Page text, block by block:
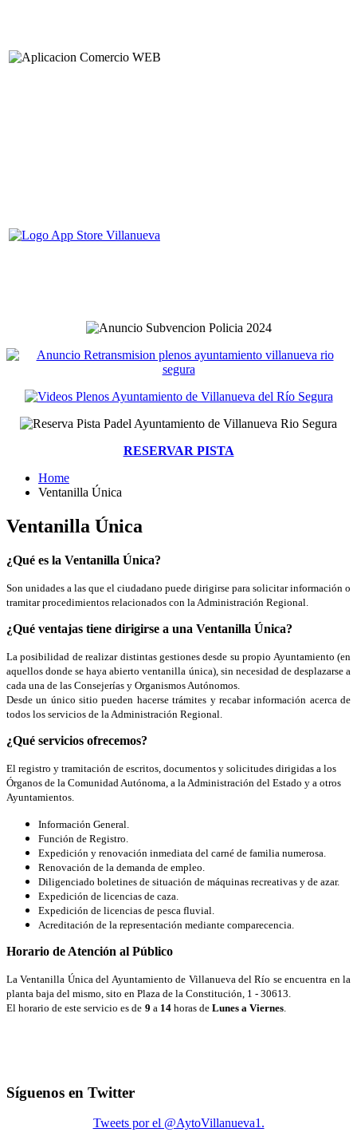
RESERVAR PISTA
Home
Ventanilla Única
Ventanilla Única
¿Qué es la Ventanilla Única?
Son unidades a las que el ciudadano puede dirigirse para solicitar información o
tramitar procedimientos relacionados con la Administración Regional.
¿Qué ventajas tiene dirigirse a una Ventanilla Única?
La posibilidad de realizar distintas gestiones desde su propio Ayuntamiento (en
aquellos donde se haya abierto ventanilla única), sin necesidad de desplazarse a
cada una de las Consejerías y Organismos Autónomos.
Desde un único sitio pueden hacerse trámites y recabar información acerca de
todos los servicios de la Administración Regional.
¿Qué servicios ofrecemos?
El registro y tramitación de escritos, documentos y solicitudes dirigidas a los
Órganos de la Comunidad Autónoma, a la Administración del Estado y a otros
Ayuntamientos.
Información General.
Función de Registro.
Expedición y renovación inmediata del carné de familia numerosa.
Renovación de la demanda de empleo.
Diligenciado boletines de situación de máquinas recreativas y de azar.
Expedición de licencias de caza.
Expedición de licencias de pesca fluvial.
Acreditación de la representación mediante comparecencia.
Horario de Atención al Público
La Ventanilla Única del Ayuntamiento de Villanueva del Río se encuentra en la
planta baja del mismo, sito en Plaza de la Constitución, 1 - 30613.
El horario de este servicio es de 9 a 14 horas de Lunes a Viernes
Síguenos en Twitter
Tweets por el @AytoVillanueva1.